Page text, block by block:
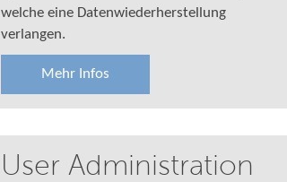
welche eine Datenwiederherstellung
verlangen.
Mehr Infos
User Administration